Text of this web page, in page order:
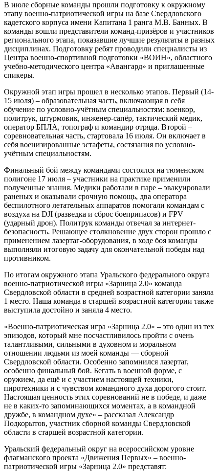
В июле сборные команды прошли подготовку к окружному
этапу военно-патриотической игры на базе Свердловского
кадетского корпуса имени Капитана 1 ранга М.В. Банных. В
команды вошли представители команд-призёров и участников
регионального этапа, показавшие лучшие результаты в разных
дисциплинах. Подготовку ребят проводили специалисты из
Центра военно-спортивной подготовки «ВОИН», областного
учебно-методического центра «Авангард» и приглашенные
спикеры.
Окружной этап игры прошел в несколько этапов. Первый (14-
15 июля) – образовательная часть, включающая в себя
обучение по условно-учётным специальностям: военкор,
политрук, штурмовик, инженер-сапёр, тактический медик,
оператор БПЛА, топограф и командир отряда. Второй –
соревновательная часть, стартовала 16 июля. Он включает в
себя военизированные эстафеты, состязания по условно-
учётным специальностям.
Финальный бой между командами состоялся на тюменском
полигоне 17 июля – участники на практике применили
полученные знания. Медики работали в паре – эвакуировали
раненых и оказывали срочную помощь, два оператора
беспилотного летательных аппаратов помогали командам с
воздуха на DJI (разведка и сброс боеприпасов) и FPV
(ударный дрон). Политрук команды отвечал за интернет-
безопасность. Решающее столкновение двух сторон прошло с
применением лазертаг-оборудования, в ходе боя команды
выполняли итоговую задачу для окончательной победы над
противником.
По итогам окружного этапа Уральского федерального округа
военно-патриотической игры «Зарница 2.0» команда
Свердловской области в средней возрастной категории заняла
1 место. Наша команда в старшей возрастной категории также
выступила достойно и заняла 4 место.
«Военно-патриотическая игра «Зарница 2.0» – это один из тех
эпизодов, который мне посчастливилось пройти с очень
талантливыми, сильными в духовном и моральном
отношении людьми из моей команды — сборной
Свердловской области. Особенно запомнился лазертаг,
особенно финальный бой. Бегать в военной форме, с
оружием, да ещё и с участием настоящей техники,
пиротехники и с чувством командного духа дорогого стоит.
Настоящая ценность этих соревнований не в победе, и даже
не в каких-то запоминающихся моментах, а в командной
дружбе, в командном духе» – рассказал Александр
Подкорытов, участник сборной команды Свердловской
области в старшей возрастной категории.
Уральский федеральный округ на всероссийском уровне
флагманского проекта «Движения Первых» – военно-
патриотической игры «Зарница 2.0» представят: